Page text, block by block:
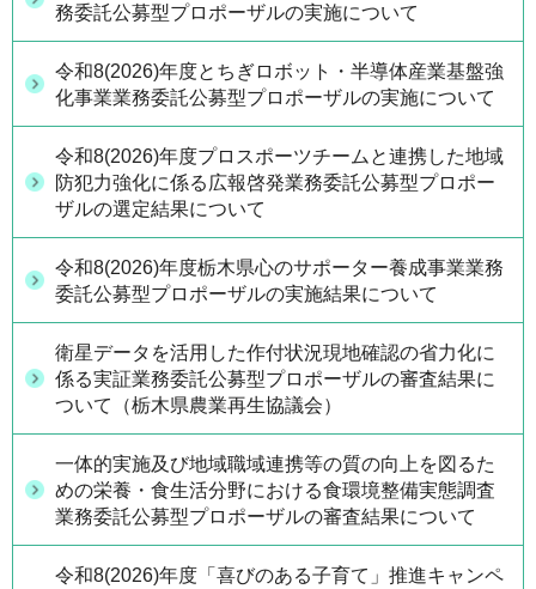
務委託公募型プロポーザルの実施について
令和8(2026)年度とちぎロボット・半導体産業基盤強
化事業業務委託公募型プロポーザルの実施について
令和8(2026)年度プロスポーツチームと連携した地域
防犯力強化に係る広報啓発業務委託公募型プロポー
ザルの選定結果について
令和8(2026)年度栃木県心のサポーター養成事業業務
委託公募型プロポーザルの実施結果について
衛星データを活用した作付状況現地確認の省力化に
係る実証業務委託公募型プロポーザルの審査結果に
ついて（栃木県農業再生協議会）
一体的実施及び地域職域連携等の質の向上を図るた
めの栄養・食生活分野における食環境整備実態調査
業務委託公募型プロポーザルの審査結果について
令和8(2026)年度「喜びのある子育て」推進キャンペ